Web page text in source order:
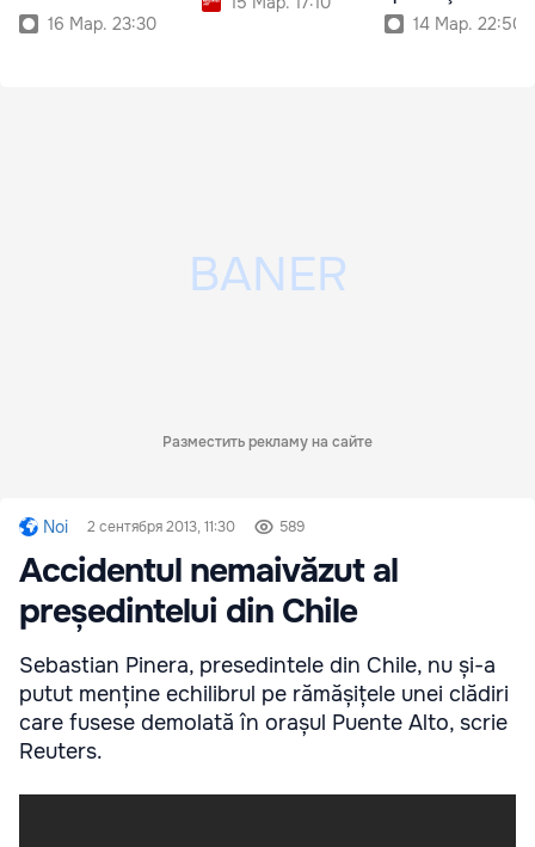
16 Мар. 23:30
14 Мар. 22:50
Разместить рекламу на сайте
Noi 2 сентября 2013, 11:30 589
Accidentul nemaivăzut al
președintelui din Chile
Sebastian Pinera, presedintele din Chile, nu și-a
putut menține echilibrul pe rămășițele unei clădiri
care fusese demolată în orașul Puente Alto, scrie
Reuters.